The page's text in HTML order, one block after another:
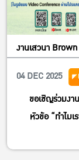
งานเสวนา
04 DEC 2025
ขอเชิญร่วมงา
หัวข้อ “ทำไม
วันอังคาร